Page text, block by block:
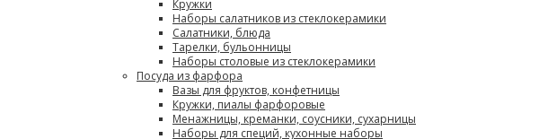
Кружки
Наборы салатников из стеклокерамики
Салатники, блюда
Тарелки, бульонницы
Наборы столовые из стеклокерамики
Посуда из фарфора
Вазы для фруктов, конфетницы
Кружки, пиалы фарфоровые
Менажницы, креманки, соусники, сухарницы
Наборы для специй, кухонные наборы